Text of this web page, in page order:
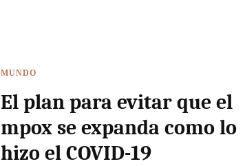
MUNDO
El plan para evitar que el
mpox se expanda como lo
hizo el COVID-19